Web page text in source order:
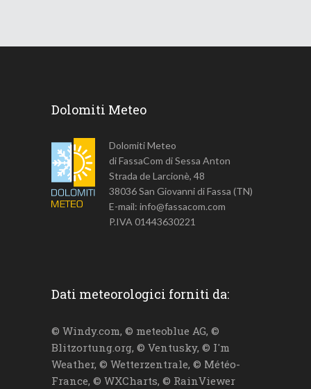
Dolomiti Meteo
Dolomiti Meteo
di FassaCom di Sessa Anton
Strada de Larcionè, 48
38036 San Giovanni di Fassa (TN)
E-mail: info@fassacom.com
P.IVA 01443630221
Dati meteorologici forniti da:
© Windy.com, © meteoblue AG, ©
Blitzortung.org, © Ventusky, © I'm
Weather, © Wetterzentrale, © Météo-
France, © WXCharts, © RainViewer